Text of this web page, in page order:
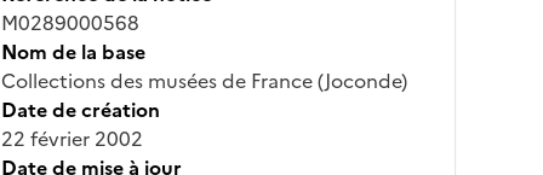
M0289000568
Nom de la base
Collections des musées de France (Joconde)
Date de création
22 février 2002
Date de mise à jour